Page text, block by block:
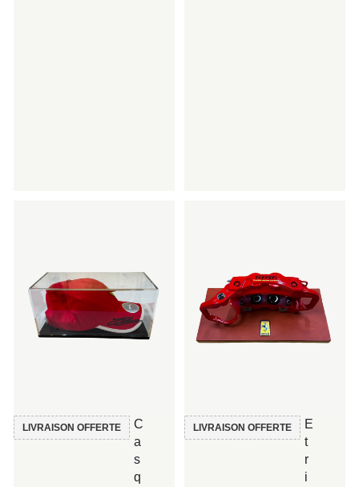
C
a
s
q
LIVRAISON OFFERTE
E
t
r
i
LIVRAISON OFFERTE